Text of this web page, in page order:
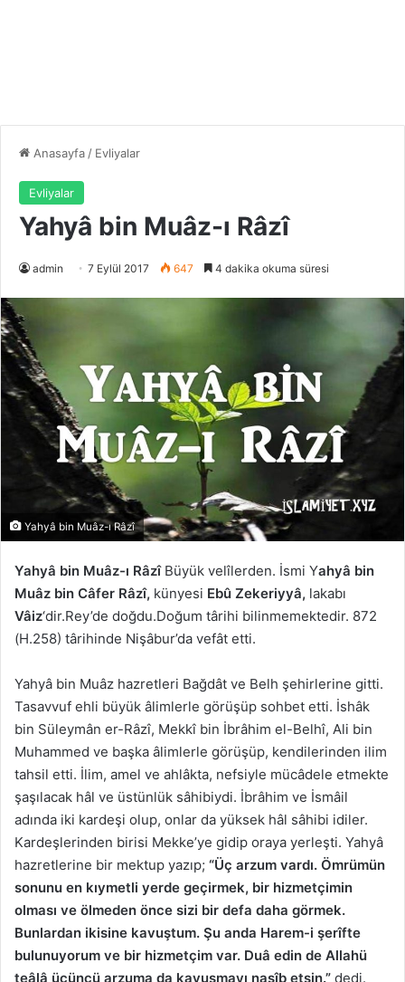
Anasayfa/ Evliyalar
Evliyalar
Yahyâ bin Muâz-ı Râzî
admin 7 Eylül 2017 647 4 dakika okuma süresi
Yahyâ bin Muâz-ı Râzî
Yahyâ bin Muâz-ı RâzîBüyük velîlerden. İsmi Yahyâ bin
Muâz bin Câfer Râzî, künyesi Ebû Zekeriyyâ, lakabı
Vâiz‘dir.Rey’de doğdu.Doğum târihi bilinmemektedir. 872
(H.258) târihinde Nişâbur’da vefât etti.
Yahyâ bin Muâz hazretleri Bağdât ve Belh şehirlerine gitti.
Tasavvuf ehli büyük âlimlerle görüşüp sohbet etti. İshâk
bin Süleymân er-Râzî, Mekkî bin İbrâhim el-Belhî, Ali bin
Muhammed ve başka âlimlerle görüşüp, kendilerinden ilim
tahsil etti. İlim, amel ve ahlâkta, nefsiyle mücâdele etmekte
şaşılacak hâl ve üstünlük sâhibiydi. İbrâhim ve İsmâil
adında iki kardeşi olup, onlar da yüksek hâl sâhibi idiler.
Kardeşlerinden birisi Mekke’ye gidip oraya yerleşti. Yahyâ
hazretlerine bir mektup yazıp; “Üç arzum vardı. Ömrümün
sonunu en kıymetli yerde geçirmek, bir hizmetçimin
olması ve ölmeden önce sizi bir defa daha görmek.
Bunlardan ikisine kavuştum. Şu anda Harem-i şerîfte
bulunuyorum ve bir hizmetçim var. Duâ edin de Allahü
teâlâ üçüncü arzuma da kavuşmayı nasîb etsin.” dedi.